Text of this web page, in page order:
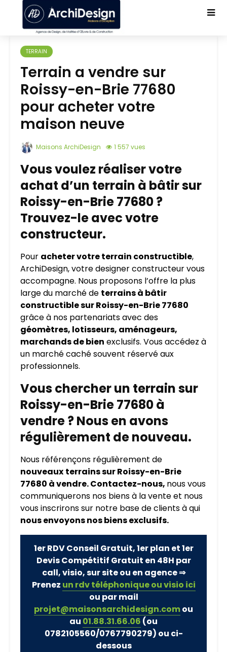
TERRAIN
Terrain a vendre sur
Roissy-en-Brie 77680
pour acheter votre
maison neuve
Maisons ArchiDesign 1 557 vues
Vous voulez réaliser votre
achat d’un terrain à bâtir sur
Roissy-en-Brie 77680 ?
Trouvez-le avec votre
constructeur.
Pour acheter votre terrain constructible,
ArchiDesign, votre designer constructeur vous
accompagne. Nous proposons l’offre la plus
large du marché de terrains à bâtir
constructible sur Roissy-en-Brie 77680
grâce à nos partenariats avec des
géomètres, lotisseurs, aménageurs,
marchands de bien exclusifs. Vous accédez à
un marché caché souvent réservé aux
professionnels.
Vous chercher un terrain sur
Roissy-en-Brie 77680 à
vendre ? Nous en avons
régulièrement de nouveau.
Nous référençons régulièrement de
nouveaux terrains sur Roissy-en-Brie
77680 à vendre. Contactez-nous, nous vous
communiquerons nos biens à la vente et nous
vous inscrirons sur notre base de clients à qui
nous envoyons nos biens exclusifs.
1er RDV Conseil Gratuit, 1er plan et 1er
Devis Compétitif Gratuit en 48H par
call, visio, sur site ou en agence ⇒
Prenez un rdv téléphonique ou visio ici
ou par mail
projet@maisonsarchidesign.comou
au 01.88.31.66.06 (ou
0782105560/0767790279) ou ci-
dessous